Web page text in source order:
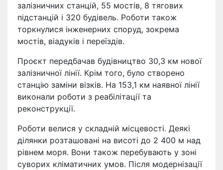
залізничних станцій, 55 мостів, 8 тягових
підстанцій і 320 будівель. Роботи також
торкнулися інженерних споруд, зокрема
мостів, віадуків і переїздів.
Проєкт передбачав будівництво 30,3 км нової
залізничної лінії. Крім того, було створено
станцію заміни візків. На 153,1 км наявної лінії
виконали роботи з реабілітації та
реконструкції.
Роботи велися у складній місцевості. Деякі
ділянки розташовані на висоті до 2 400 м над
рівнем моря. Вони також перебувають у зоні
суворих кліматичних умов. Після модернізації